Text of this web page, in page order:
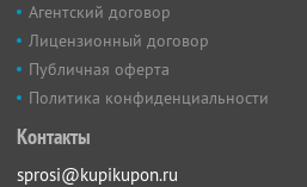
Агентский договор
Лицензионный договор
Публичная оферта
Политика конфиденциальности
Контакты
sprosi@kupikupon.ru